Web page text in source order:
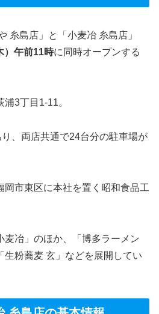
糸島店」と「小麦冶 糸島店」
）午前11時に同時オープンする
3丁目1-11。
り、両店共通で24台分の駐車場が
岡市東区に本社を置く昭和食品工
麦冶」のほか、「博多ラーメン
生粉蕎麦 玄」などを展開してい